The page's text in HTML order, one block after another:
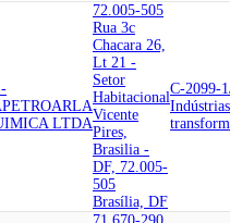
PETROARLA
LTDA
72.005-505
Rua 3c
Chacara 26,
Lt 21 -
Setor
Habitacional
Vicente
Pires,
Brasilia -
DF, 72.005-
505
Brasília, DF
C-2099-